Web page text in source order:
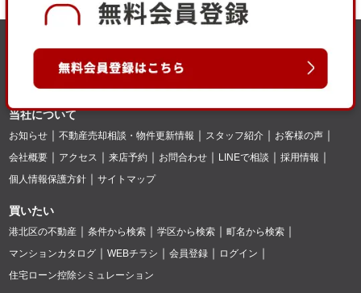
当社について
お知らせ 不動産売却相談・物件更新情報 スタッフ紹介
お客様の声
会社概要
アクセス 来店予約 お問合わせ LINEで相談
採用情報
個人情報保護方針
サイトマップ
買いたい
港北区の不動産 条件から検索 学区から検索
町名から検索
マンションカタログ
WEBチラシ 会員登録
ログイン
住宅ローン控除シミュレーション